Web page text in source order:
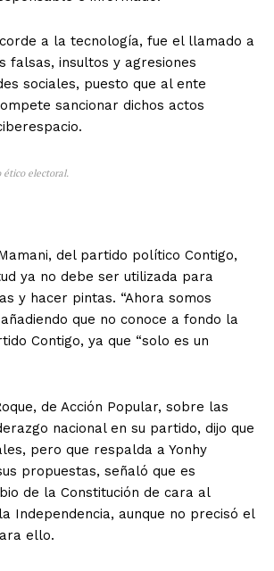
a la tecnología, fue el llamado a
falsas, insultos y agresiones
sociales, puesto que al ente
sancionar dichos actos
ético electoral.
del partido político Contigo,
ya no debe ser utilizada para
y hacer pintas. “Ahora somos
que no conoce a fondo la
Contigo, ya que “solo es un
de Acción Popular, sobre las
nacional en su partido, dijo que
pero que respalda a Yonhy
propuestas, señaló que es
de la Constitución de cara al
Independencia, aunque no precisó el
ello.